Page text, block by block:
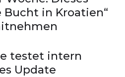
Bucht in Kroatien“
testet intern
Update